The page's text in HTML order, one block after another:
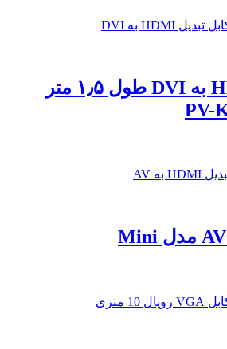
کابل تبدیل HDMI به DVI طول ۱٫۵ متر